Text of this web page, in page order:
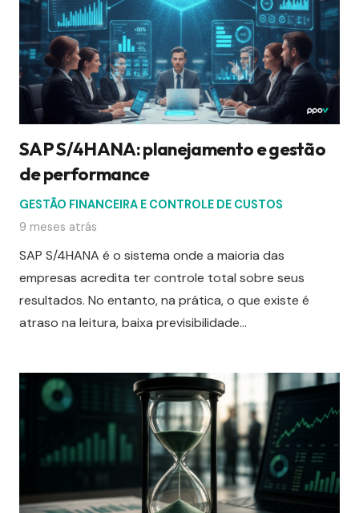
SAP S/4HANA: planejamento e gestão
de performance
GESTÃO FINANCEIRA E CONTROLE DE CUSTOS
9 meses atrás
SAP S/4HANA é o sistema onde a maioria das
empresas acredita ter controle total sobre seus
resultados. No entanto, na prática, o que existe é
atraso na leitura, baixa previsibilidade…